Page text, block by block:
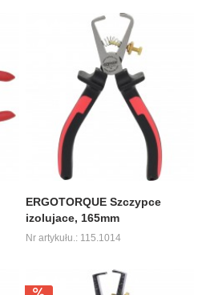
ERGOTORQUE Szczypce
izolujace, 165mm
Nr artykułu.: 115.1014